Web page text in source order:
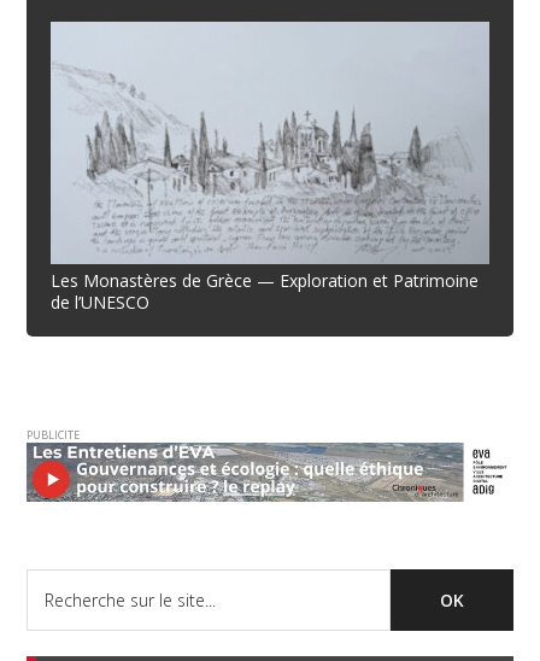
Les Monastères de Grèce — Exploration et Patrimoine
de l’UNESCO
PUBLICITE